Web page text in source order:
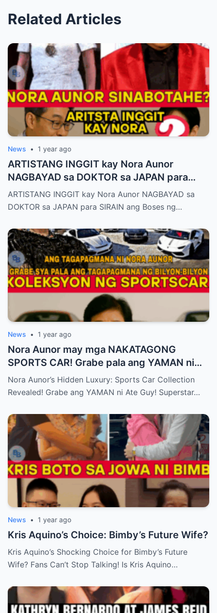
Related Articles
News • 1 year ago
ARTISTANG INGGIT kay Nora Aunor
NAGBAYAD sa DOKTOR sa JAPAN para
SIRAIN boses ni Nora Aunor!
ARTISTANG INGGIT kay Nora Aunor NAGBAYAD sa
DOKTOR sa JAPAN para SIRAIN ang Boses ng…
News • 1 year ago
Nora Aunor may mga NAKATAGONG
SPORTS CAR! Grabe pala ang YAMAN ni
Ate Guy Superstar talaga!
Nora Aunor’s Hidden Luxury: Sports Car Collection
Revealed! Grabe ang YAMAN ni Ate Guy! Superstar…
News • 1 year ago
Kris Aquino’s Choice: Bimby’s Future Wife?
Kris Aquino’s Shocking Choice for Bimby’s Future
Wife? Fans Can’t Stop Talking! Is Kris Aquino…